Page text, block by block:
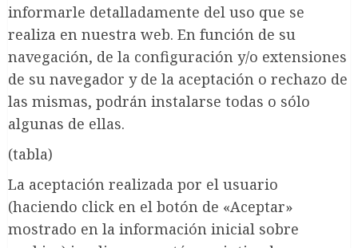
informarle detalladamente del uso que se
realiza en nuestra web. En función de su
navegación, de la configuración y/o extensiones
de su navegador y de la aceptación o rechazo de
las mismas, podrán instalarse todas o sólo
algunas de ellas.
(tabla)
La aceptación realizada por el usuario
(haciendo click en el botón de «Aceptar»
mostrado en la información inicial sobre